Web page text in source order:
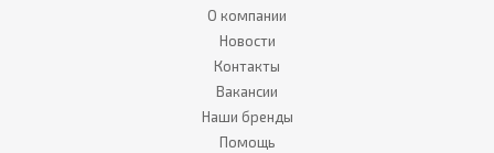
О компании
Новости
Контакты
Вакансии
Наши бренды
Помощь